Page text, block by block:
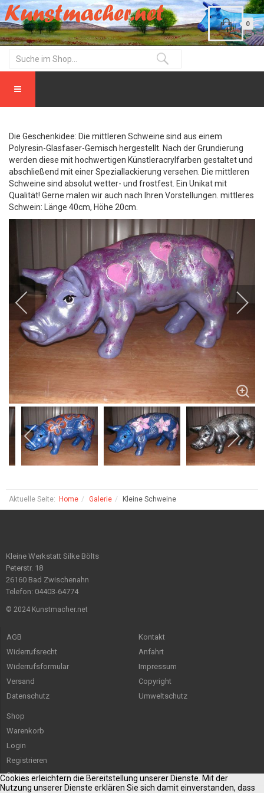
0
Die Geschenkidee: Die mittleren Schweine sind aus einem
Polyresin-Glasfaser-Gemisch hergestellt. Nach der Grundierung
werden diese mit hochwertigen Künstleracrylfarben gestaltet und
abschließend mit einer Speziallackierung versehen. Die mittleren
Schweine sind absolut wetter- und frostfest. Ein Unikat mit
Qualität! Gerne malen wir auch nach Ihren Vorstellungen. mittleres
Schwein: Länge 40cm, Höhe 20cm.
Aktuelle Seite: Home Galerie Kleine Schweine
Kleine Werkstatt Silke Bölts
Peterstr. 18
26160 Bad Zwischenahn
Telefon: 04403-64774
© 2024 Kunstmacher.net
AGB
Widerrufsrecht
Widerrufsformular
Versand
Datenschutz
Kontakt
Anfahrt
Impressum
Copyright
Umweltschutz
Shop
Warenkorb
Login
Registrieren
Sitemap
Cookies erleichtern die Bereitstellung unserer Dienste. Mit der
Nutzung unserer Dienste erklären Sie sich damit einverstanden, dass